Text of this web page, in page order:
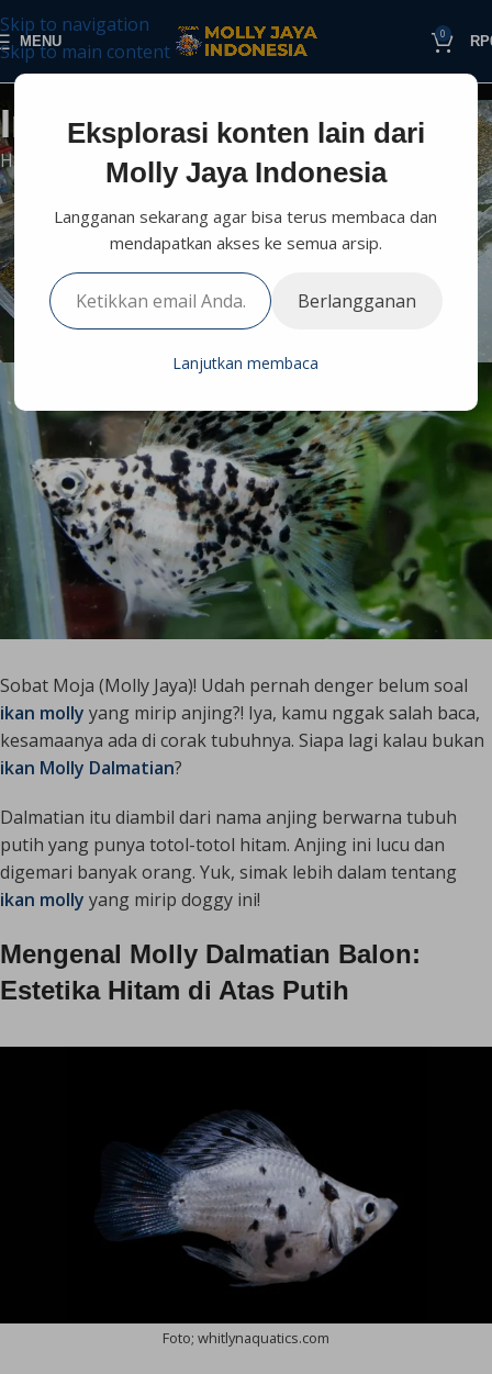
Skip to navigation
Skip to main content
MENU 0 RP
Informasi Perikanan
Home Budidaya Informasi Lain
INFORMASI LAIN
Ikan Molly Dalmatian Balon: Si
Kecil Bertutul Hitam yang
Menggemaskan!
Sobat Moja (Molly Jaya)! Udah pernah denger belum soal
ikan molly yang mirip anjing?! Iya, kamu nggak salah baca,
kesamaanya ada di corak tubuhnya. Siapa lagi kalau bukan
ikan Molly Dalmatian?
Dalmatian itu diambil dari nama anjing berwarna tubuh
putih yang punya totol-totol hitam. Anjing ini lucu dan
digemari banyak orang. Yuk, simak lebih dalam tentang
ikan molly yang mirip doggy ini!
Mengenal Molly Dalmatian Balon:
Estetika Hitam di Atas Putih
Foto; whitlynaquatics.com
Eksplorasi konten lain dari
Molly Jaya Indonesia
Langganan sekarang agar bisa terus membaca dan
mendapatkan akses ke semua arsip.
Berlangganan
Lanjutkan membaca